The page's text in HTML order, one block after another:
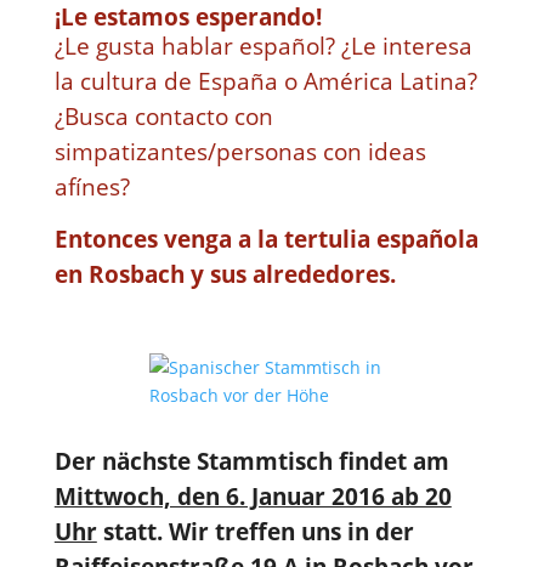
¡Le estamos esperando!
¿Le gusta hablar español? ¿Le interesa
la cultura de España o América Latina?
¿Busca contacto con
simpatizantes/personas con ideas
afínes?
Entonces venga a la tertulia española
en Rosbach y sus alrededores.
Der nächste Stammtisch findet am
Mittwoch, den 6. Januar 2016 ab 20
Uhrstatt. Wir treffen uns in der